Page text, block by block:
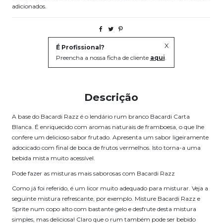
adicionados.
É Profissional?
Preencha a nossa ficha de cliente aqui
X
Descrição
A base do Bacardi Razz é o lendário rum branco Bacardi Carta
Blanca. É enriquecido com aromas naturais de framboesa, o que lhe
confere um delicioso sabor frutado. Apresenta um sabor ligeiramente
adocicado com final de boca de frutos vermelhos. Isto torna-a uma
bebida mista muito acessível.
Pode fazer as misturas mais saborosas com Bacardi Razz
Como já foi referido, é um licor muito adequado para misturar. Veja a
seguinte mistura refrescante, por exemplo. Misture Bacardi Razz e
Sprite num copo alto com bastante gelo e desfrute desta mistura
simples, mas deliciosa! Claro que o rum também pode ser bebido